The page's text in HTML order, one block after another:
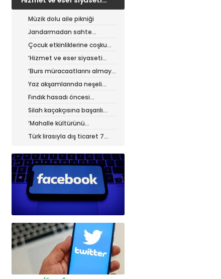
yapıyoruz’
Müzik dolu aile pikniği
Jandarmadan sahte
çantacılara darbe
Çocuk etkinliklerine coşku
dolu final
‘Hizmet ve eser siyaseti
yapıyoruz’
‘Burs müracaatlarını almaya
başladık’
Yaz akşamlarında neşeli
etkinlikler
Fındık hasadı öncesi
üreticiye yol desteği
Silah kaçakçısına başarılı
operasyon
‘Mahalle kültürünü
güçlendiriyoruz’
Türk lirasıyla dış ticaret 7